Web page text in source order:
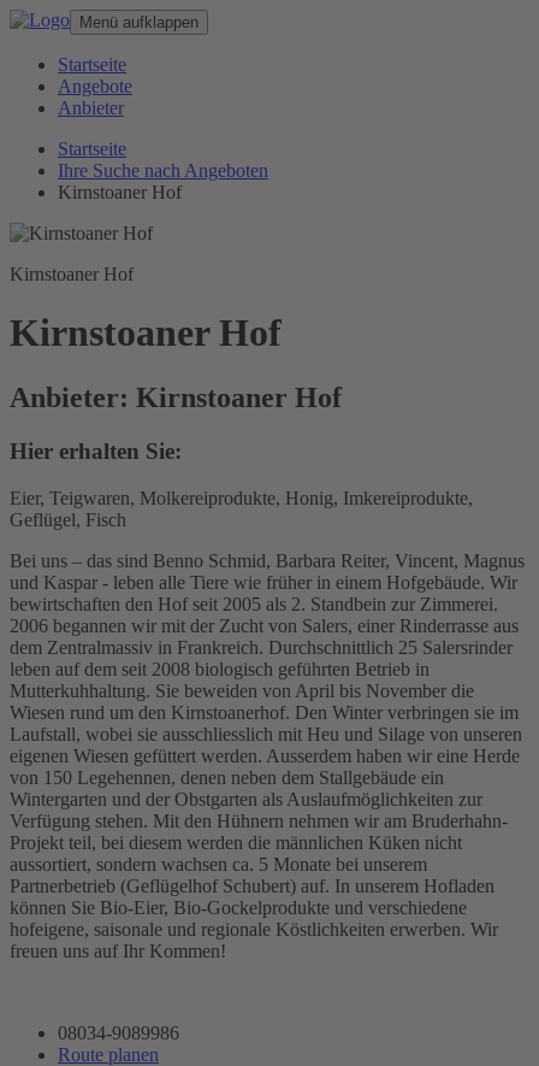
Menü aufklappen
Startseite
Angebote
Anbieter
Startseite
Ihre Suche nach Angeboten
Kirnstoaner Hof
Kirnstoaner Hof
Kirnstoaner Hof
Anbieter: Kirnstoaner Hof
Hier erhalten Sie:
Eier, Teigwaren, Molkereiprodukte, Honig, Imkereiprodukte,
Geflügel, Fisch
Bei uns – das sind Benno Schmid, Barbara Reiter, Vincent, Magnus
und Kaspar - leben alle Tiere wie früher in einem Hofgebäude. Wir
bewirtschaften den Hof seit 2005 als 2. Standbein zur Zimmerei.
2006 begannen wir mit der Zucht von Salers, einer Rinderrasse aus
dem Zentralmassiv in Frankreich. Durchschnittlich 25 Salersrinder
leben auf dem seit 2008 biologisch geführten Betrieb in
Mutterkuhhaltung. Sie beweiden von April bis November die
Wiesen rund um den Kirnstoanerhof. Den Winter verbringen sie im
Laufstall, wobei sie ausschliesslich mit Heu und Silage von unseren
eigenen Wiesen gefüttert werden. Ausserdem haben wir eine Herde
von 150 Legehennen, denen neben dem Stallgebäude ein
Wintergarten und der Obstgarten als Auslaufmöglichkeiten zur
Verfügung stehen. Mit den Hühnern nehmen wir am Bruderhahn-
Projekt teil, bei diesem werden die männlichen Küken nicht
aussortiert, sondern wachsen ca. 5 Monate bei unserem
Partnerbetrieb (Geflügelhof Schubert) auf. In unserem Hofladen
können Sie Bio-Eier, Bio-Gockelprodukte und verschiedene
hofeigene, saisonale und regionale Köstlichkeiten erwerben. Wir
freuen uns auf Ihr Kommen!
08034-9089986
Route planen